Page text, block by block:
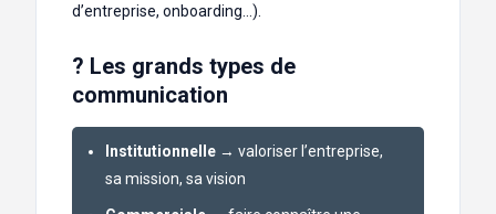
d’entreprise, onboarding…).
? Les grands types de
communication
Institutionnelle → valoriser l’entreprise,
sa mission, sa vision